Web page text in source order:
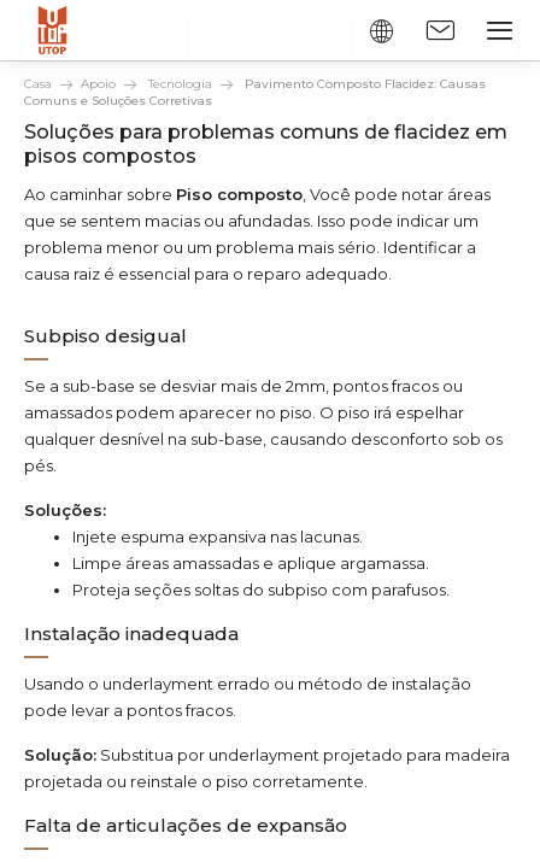
Casa Apoio Tecnologia
Pavimento Composto Flacidez: Causas
Comuns e Soluções Corretivas
Soluções para problemas comuns de flacidez em
pisos compostos
Ao caminhar sobre Piso composto , Você pode notar áreas
que se sentem macias ou afundadas. Isso pode indicar um
problema menor ou um problema mais sério. Identificar a
causa raiz é essencial para o reparo adequado.
Subpiso desigual
Se a sub-base se desviar mais de 2mm, pontos fracos ou
amassados podem aparecer no piso. O piso irá espelhar
qualquer desnível na sub-base, causando desconforto sob os
pés.
Soluções:
Injete espuma expansiva nas lacunas.
Limpe áreas amassadas e aplique argamassa.
Proteja seções soltas do subpiso com parafusos.
Instalação inadequada
Usando o underlayment errado ou método de instalação
pode levar a pontos fracos.
Solução: Substitua por underlayment projetado para madeira
projetada ou reinstale o piso corretamente.
Falta de articulações de expansão